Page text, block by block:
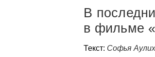
В
в фильме
Текст: Софья Аулих